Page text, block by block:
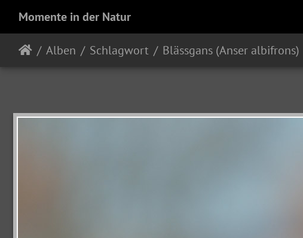
Momente in der Natur
Alben Schlagwort Blässgans (Anser albifrons)